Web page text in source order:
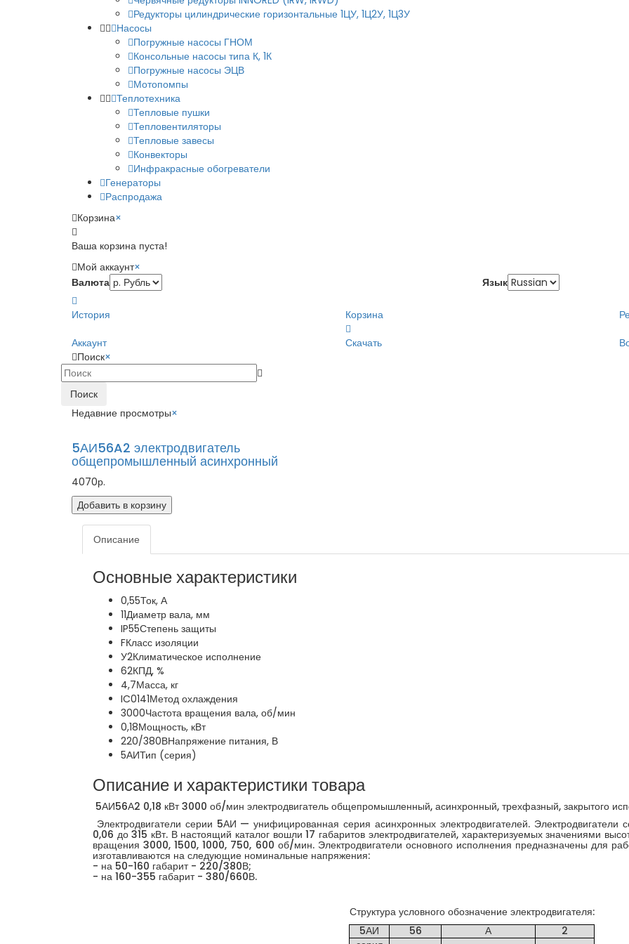
Редукторы цилиндрические горизонтальные 1ЦУ, 1Ц2У, 1Ц3У
Насосы
Погружные насосы ГНОМ
Консольные насосы типа К, 1К
Погружные насосы ЭЦВ
Мотопомпы
Теплотехника
Тепловые пушки
Тепловентиляторы
Тепловые завесы
Конвекторы
Инфракрасные обогреватели
Генераторы
Распродажа
Корзина×
Ваша корзина пуста!
Мой аккаунт×
Валюта
Язык
История Корзина
Аккаунт
Скачать
Поиск×
Поиск
Недавние просмотры×
5АИ56A2 электродвигатель
общепромышленный асинхронный
4070р.
Добавить в корзину
Описание
Основные характеристики
0,55Ток, А
11Диаметр вала, мм
IP55Степень защиты
FКласс изоляции
У2Климатическое исполнение
62КПД, %
4,7Масса, кг
IC0141Метод охлаждения
3000Частота вращения вала, об/мин
0,18Мощность, кВт
220/380ВНапряжение питания, В
5АИТип (серия)
Описание и характеристики товара
5АИ56А2 0,18 кВт 3000 об/мин электродвигатель общепромышленный, асинхронный, трехфазный, закрытого
Электродвигатели серии 5АИ — унифицированная серия асинхронных электродвигателей.
0,06 до 315 кВт. В настоящий каталог вошли 17 габаритов электродвигателей, характеризуемых значениями
вращения 3000, 1500, 1000, 750, 600 об/мин. Электродвигатели основного исполнения предназначены для
изготавливаются на следующие номинальные напряжения:
- на 50-160 габарит - 220/380В;
- на 160-355 габарит - 380/660В.
Структура условного обозначение электродвигателя:
5АИ
56 А
2